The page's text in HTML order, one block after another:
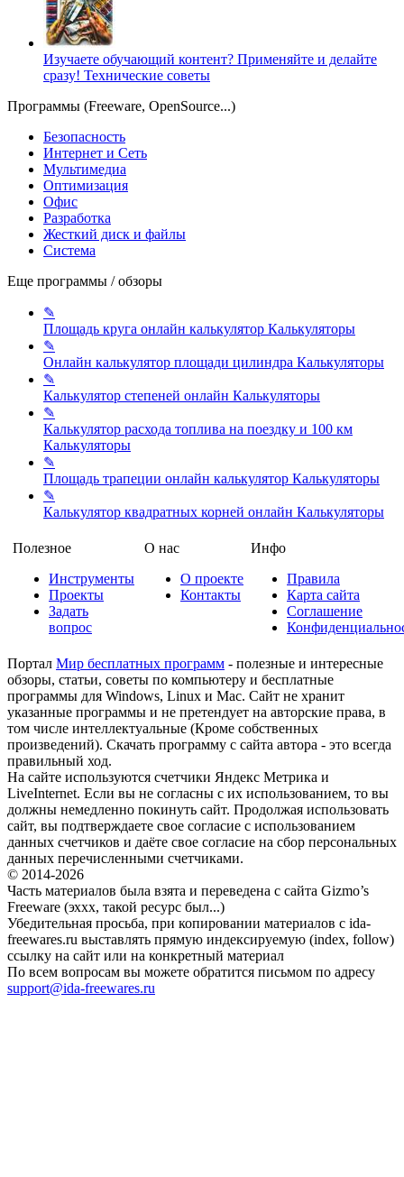
Изучаете обучающий контент? Применяйте и делайте
сразу! Технические советы
Программы (Freeware, OpenSource...)
Безопасность
Интернет и Сеть
Мультимедиа
Оптимизация
Офис
Разработка
Жесткий диск и файлы
Система
Еще программы / обзоры
✎
Площадь круга онлайн калькулятор Калькуляторы
✎
Онлайн калькулятор площади цилиндра Калькуляторы
✎
Калькулятор степеней онлайн Калькуляторы
✎
Калькулятор расхода топлива на поездку и 100 км
Калькуляторы
✎
Площадь трапеции онлайн калькулятор Калькуляторы
✎
Калькулятор квадратных корней онлайн Калькуляторы
Полезное
Инструменты
Проекты
Задать
вопрос
О нас
О проекте
Контакты
Инфо
Правила
Карта сайта
Соглашение
Портал Мир бесплатных программ - полезные и интересные
обзоры, статьи, советы по компьютеру и бесплатные
программы для Windows, Linux и Mac. Сайт не хранит
указанные программы и не претендует на авторские права, в
том числе интеллектуальные (Кроме собственных
произведений). Скачать программу с сайта автора - это всегда
правильный ход.
На сайте используются счетчики Яндекс Метрика и
LiveInternet. Если вы не согласны с их использованием, то вы
должны немедленно покинуть сайт. Продолжая использовать
сайт, вы подтверждаете свое согласие с использованием
данных счетчиков и даёте свое согласие на сбор персональных
данных перечисленными счетчиками.
© 2014-2026
Часть материалов была взята и переведена с сайта Gizmo’s
Freeware (эххх, такой ресурс был...)
Убедительная просьба, при копировании материалов с ida-
freewares.ru выставлять прямую индексируемую (index, follow)
ссылку на сайт или на конкретный материал
По всем вопросам вы можете обратится письмом по адресу
support@ida-freewares.ru